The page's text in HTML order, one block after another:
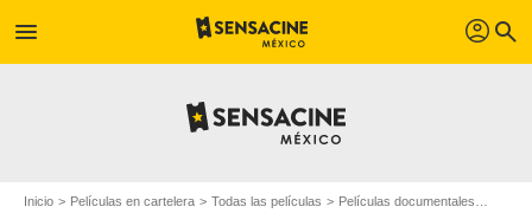
menu profil search
Inicio Películas en cartelera Todas las películas Películas documentales